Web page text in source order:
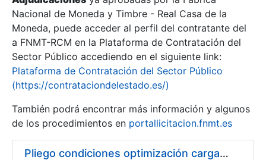
Erakutsi/Ezkutatu
Nacional de Moneda y Timbre - Real Casa de la
Moneda, puede acceder al perfil del contratante del
a FNMT-RCM en la Plataforma de Contratación del
Sector Público accediendo en el siguiente link:
Plataforma de Contratación del Sector Público
(https://contrataciondelestado.es/)
También podrá encontrar más información y algunos
de los procedimientos en portallicitacion.fnmt.es
Pliego condiciones optimización cargas compras firmado